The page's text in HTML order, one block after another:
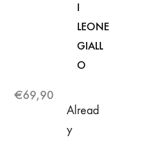
I
LEONE
GIALL
O
€69,90
Alread
y